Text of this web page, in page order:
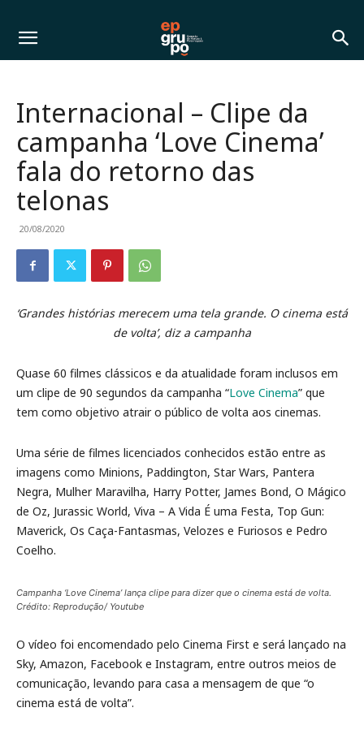
Internacional – Clipe da
campanha ‘Love Cinema’
fala do retorno das
telonas
20/08/2020
‘Grandes histórias merecem uma tela grande. O cinema está
de volta’, diz a campanha
Quase 60 filmes clássicos e da atualidade foram inclusos em
um clipe de 90 segundos da campanha “Love Cinema” que
tem como objetivo atrair o público de volta aos cinemas.
Uma série de filmes licenciados conhecidos estão entre as
imagens como Minions, Paddington, Star Wars, Pantera
Negra, Mulher Maravilha, Harry Potter, James Bond, O Mágico
de Oz, Jurassic World, Viva – A Vida É uma Festa, Top Gun:
Maverick, Os Caça-Fantasmas, Velozes e Furiosos e Pedro
Coelho.
Campanha ‘Love Cinema’ lança clipe para dizer que o cinema está de volta.
Crédito: Reprodução/ Youtube
O vídeo foi encomendado pelo Cinema First e será lançado na
Sky, Amazon, Facebook e Instagram, entre outros meios de
comunicação, levando para casa a mensagem de que “o
cinema está de volta”.